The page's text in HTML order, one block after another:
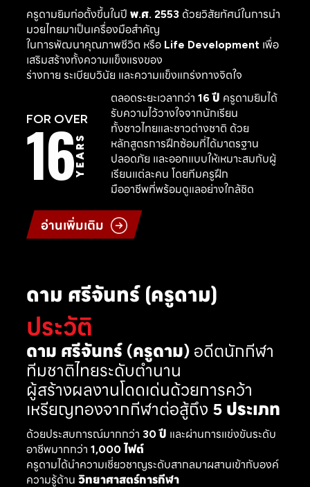
ครูดามยิมก่อตั้งขึ้นในปี พ.ศ. 2553ด้วยวิสัยทัศน์ในการนำ
มวยไทยมาเป็นเครื่องมือสำคัญ
ในการพัฒนาคุณภาพชีวิต หรือ Life Developmentเพื่อ
เสริมสร้างทั้งความแข็งแรงของ
ร่างกาย ระเบียบวินัย และความแข็งแกร่งทางจิตใจ
FOR OVER
16YEARS
ตลอดระยะเวลากว่า 16 ปี ครูดามยิมได้
รับความไว้วางใจจากนักเรียน
ทั้งชาวไทยและชาวต่างชาติ ด้วย
หลักสูตรการฝึกซ้อมที่ได้มาตรฐาน
ปลอดภัย และออกแบบให้เหมาะสมกับผู้
เรียนแต่ละคน โดยทีมครูฝึก
มืออาชีพที่พร้อมดูแลอย่างใกล้ชิด
อ่านเพิ่มเติม
ดาม ศรีจันทร์ (ครูดาม)
ประวัติ
ดาม ศรีจันทร์ (ครูดาม)อดีตนักกีฬา
ทีมชาติไทยระดับตำนาน
ผู้สร้างผลงานโดดเด่นด้วยการคว้า
เหรียญทองจากกีฬาต่อสู้ถึง 5 ประเภท
ด้วยประสบการณ์มากกว่า 30 ปี และผ่านการแข่งขันระดับ
อาชีพมากกว่า 1,000 ไฟต์
ครูดามได้นำความเชี่ยวชาญระดับสากลมาผสานเข้ากับองค์
ความรู้ด้าน วิทยาศาสตร์การกีฬา